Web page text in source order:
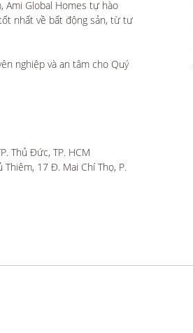
Ami Global Homes tự hào
nhất về bất động sản, từ tư
nghiệp và an tâm cho Quý
Thủ Đức, TP. HCM
Thiêm, 17 Đ. Mai Chí Thọ, P.